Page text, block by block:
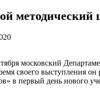
методический
московский
своего выступления он
в первый день нового